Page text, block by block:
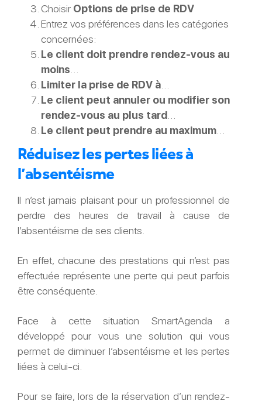
Choisir Options de prise de RDV
Entrez vos préférences dans les catégories
concernées:
Le client doit prendre rendez-vous au
moins
Limiter la prise de RDV à
Le client peut annuler ou modifier son
rendez-vous au plus tard
Le client peut prendre au maximum
Réduisez les pertes liées à
l’absentéisme
Il n’est jamais plaisant pour un professionnel de
perdre des heures de travail à cause de
l’absentéisme de ses clients.
En effet, chacune des prestations qui n’est pas
effectuée représente une perte qui peut parfois
être conséquente.
Face à cette situation SmartAgenda a
développé pour vous une solution qui vous
permet de diminuer l’absentéisme et les pertes
liées à celui-ci.
Pour se faire, lors de la réservation d’un rendez-